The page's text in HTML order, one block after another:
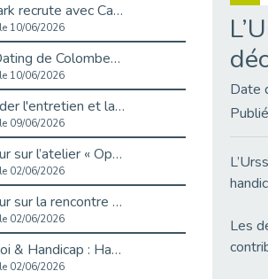
Primark recrute avec Cap Emploi 92, une matinée couronnée de succès !
10/06/2026
Job Dating de Colombes – Emploi et Insertion
10/06/2026
Aborder l'entretien et la situation de handicap en toute confiance
09/06/2026
Retour sur l’atelier « Optimiser sa recherche d’emploi »
02/06/2026
Retour sur la rencontre entre Cap Emploi 92 et Thales (Campus Meudon)
02/06/2026
Emploi & Handicap : Hachette Livre et Cap emploi 92 renforcent leur collaboration
02/06/2026
Date
Les